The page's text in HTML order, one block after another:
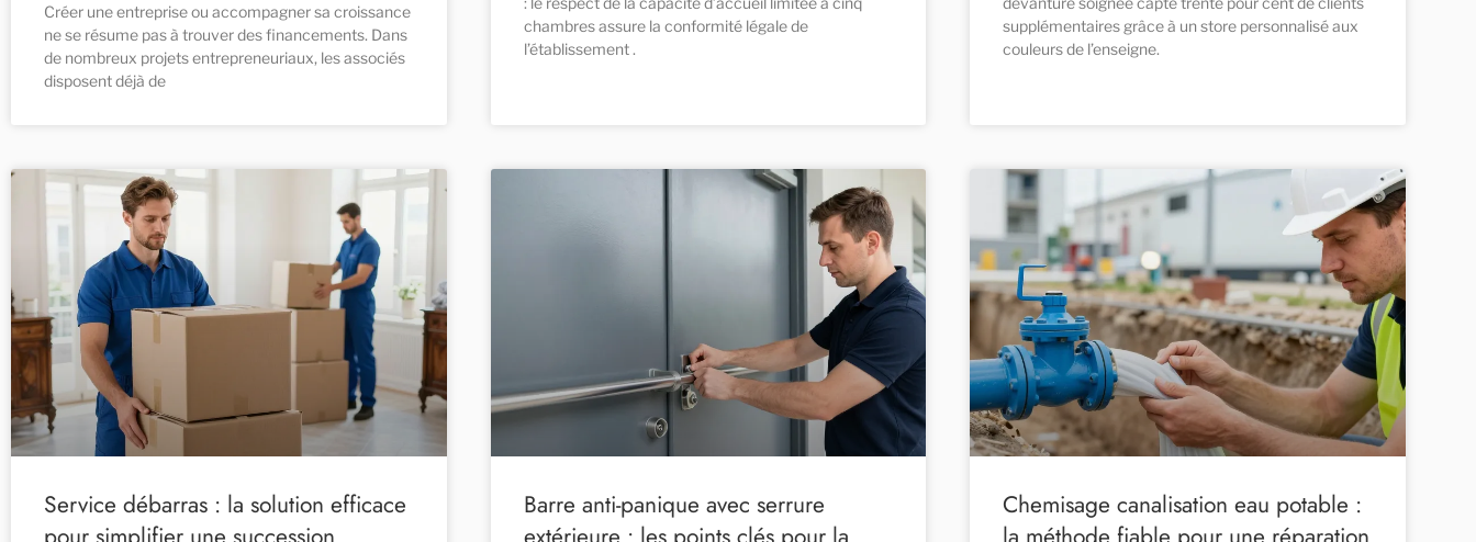
Créer une entreprise ou accompagner sa croissance
ne se résume pas à trouver des financements. Dans
de nombreux projets entrepreneuriaux, les associés
disposent déjà de
chambres assure la conformité légale de
l’établissement .
supplémentaires grâce à un store personnalisé aux
couleurs de l’enseigne.
Service débarras : la solution efficace
Barre anti-panique avec serrure
Chemisage canalisation eau potable :